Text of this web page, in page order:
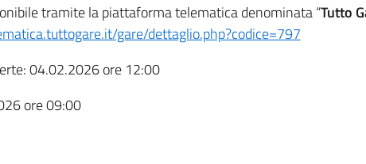
tramite la piattaforma telematica denominata “Tutto
gare/dettaglio.php?codice=797
04.02.2026 ore 12:00
ore 09:00